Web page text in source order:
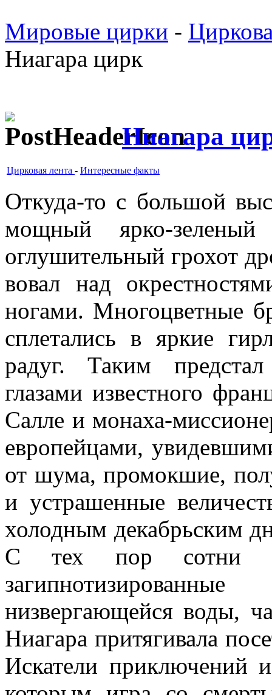
Мировые цирки -
Ниагара цирк
Ниагара
Цирковая лента - Интересные факты
Откуда-то с большой
мощный ярко-
оглушительный грохот
вовал над
ногами. Многоцветные
сплетались в яркие
радуг. Таким
глазами известного
Салле и монаха-
евро­пейцами,
от шума, промокшие,
и устрашенные
хо­лодным декабрьским
С тех пор сотни
низвергающейся воды,
Ниагара притягива­ла
Искатели